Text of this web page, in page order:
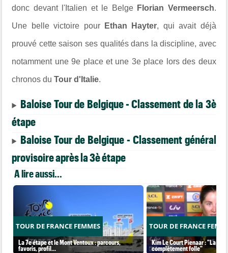
donc devant l'Italien et le Belge Florian Vermeersch.
Une belle victoire pour Ethan Hayter, qui avait déjà
prouvé cette saison ses qualités dans la discipline, avec
notamment une 9e place et une 3e place lors des deux
chronos duTour d'Italie.
Baloise Tour de Belgique - Classement de la 3è
étape
Baloise Tour de Belgique - Classement général
provisoire après la 3è étape
A lire aussi...
TOUR DE FRANCE FEMMES
La 7e étape et le Mont Ventoux : parcours,
favoris, profil…
TOUR DE FRANCE
Kim Le Court Pienaar : "La
complètement folle"